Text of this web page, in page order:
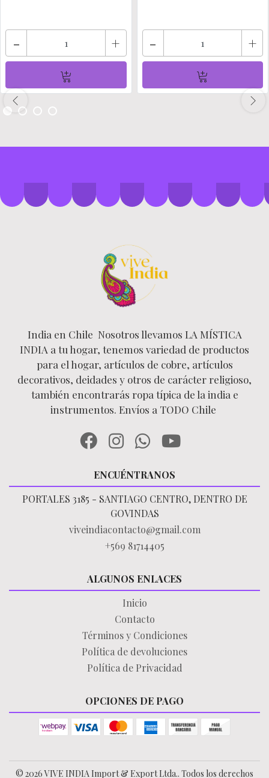
- + - +
India en Chile Nosotros llevamos LA MÍSTICA
INDIA a tu hogar, tenemos variedad de productos
para el hogar, artículos de cobre, artículos
decorativos, deidades y otros de carácter religioso,
también encontrarás ropa típica de la india e
instrumentos. Envíos a TODO Chile
ENCUÉNTRANOS
PORTALES 3185 - SANTIAGO CENTRO, DENTRO DE
GOVINDAS
viveindiacontacto@gmail.com
+569 81714405
ALGUNOS ENLACES
Inicio
Contacto
Términos y Condiciones
Política de devoluciones
Política de Privacidad
OPCIONES DE PAGO
© 2026 VIVE INDIA Import & Export Ltda.. Todos los derechos